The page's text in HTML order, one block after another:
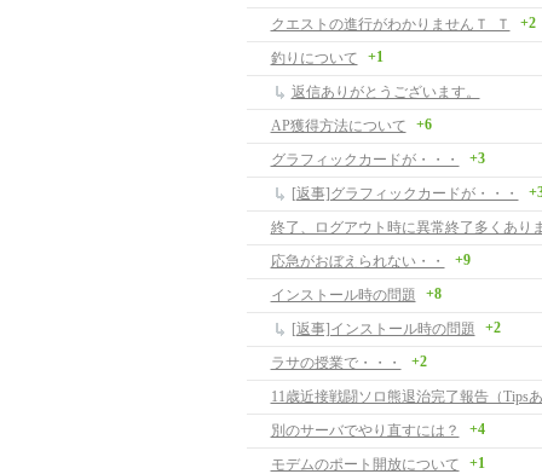
クエストの進行がわかりませんＴ_Ｔ +2
釣りについて +1
返信ありがとうございます。
AP獲得方法について
+6
グラフィックカードが・・・ +3
[返事]グラフィックカードが・・・
終了、ログアウト時に異常終了多くあり
応急がおぼえられない・・
+9
インストール時の問題 +8
[返事]インストール時の問題 +2
ラサの授業で・・・ +2
11歳近接戦闘ソロ熊退治完了報告（Tips
別のサーバでやり直すには？
+4
モデムのポート開放について +1